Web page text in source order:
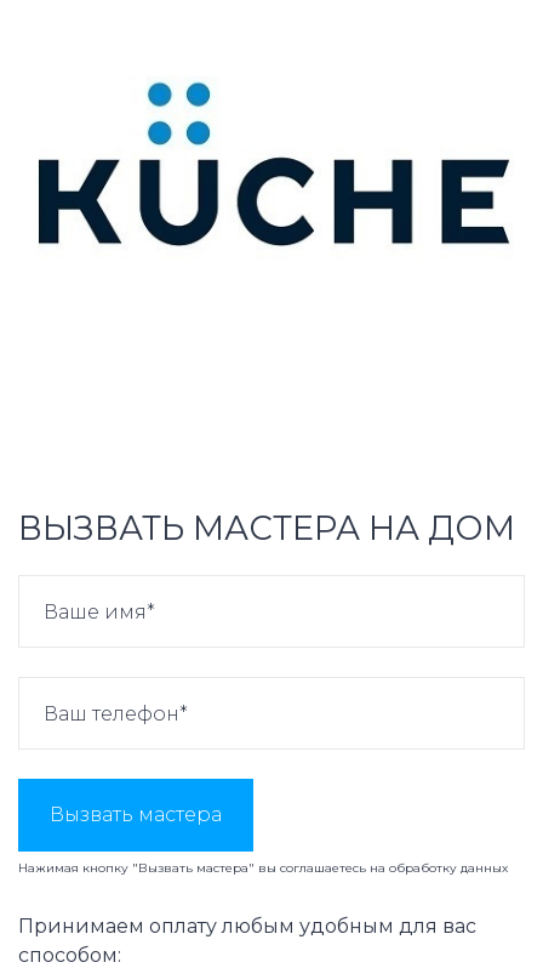
ВЫЗВАТЬ МАСТЕРА НА ДОМ
Вызвать мастера
Нажимая кнопку "Вызвать мастера" вы соглашаетесь на обработку данных
Принимаем оплату любым удобным для вас
способом: